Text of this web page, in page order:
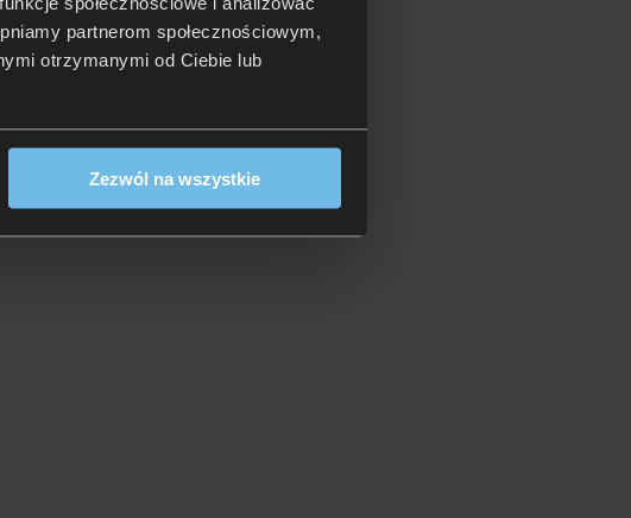
partnerom społecznościowym,
otrzymanymi od Ciebie lub
Zezwól na wszystkie